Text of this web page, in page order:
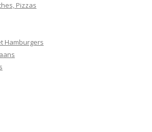
Pizzas
Hamburgers